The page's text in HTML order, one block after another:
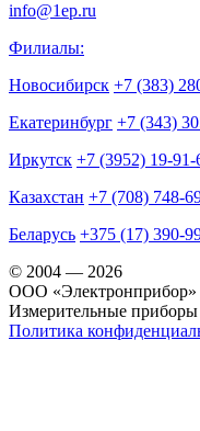
info@1ep.ru
Филиалы:
Новосибирск +7 (383)
Екатеринбург +7 (343)
Иркутск +7 (3952) 19-91-
Казахстан +7 (708) 748-
Беларусь +375 (17) 390-
© 2004 — 2026
OOO «Электронприбор»
Измерительные приборы
Политика